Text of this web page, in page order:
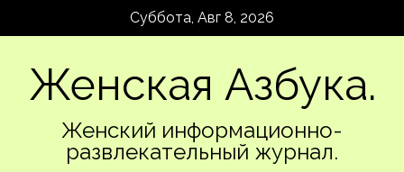
Суббота, Авг 8, 2026
Женская Азбука.
Женский информационно-
развлекательный журнал.